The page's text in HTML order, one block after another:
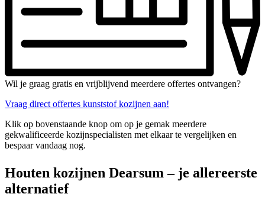
Wil je graag gratis en vrijblijvend meerdere offertes ontvangen?
Vraag direct offertes kunststof kozijnen aan!
Klik op bovenstaande knop om op je gemak meerdere
gekwalificeerde kozijnspecialisten met elkaar te vergelijken en
bespaar vandaag nog.
Houten kozijnen Dearsum – je allereerste
alternatief